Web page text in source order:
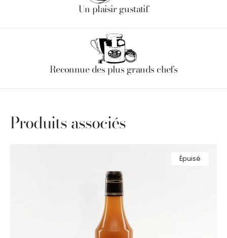
Un plaisir gustatif
Reconnue des plus grands chefs
Produits associés
Épuisé